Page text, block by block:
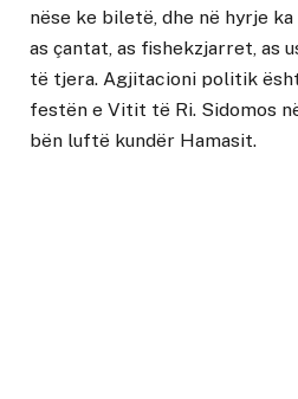
nëse ke biletë, dhe në hyrje
as çantat, as fishekzjarret, as
të tjera. Agjitacioni politik
festën e Vitit të Ri. Sidomos
bën luftë kundër Hamasit.